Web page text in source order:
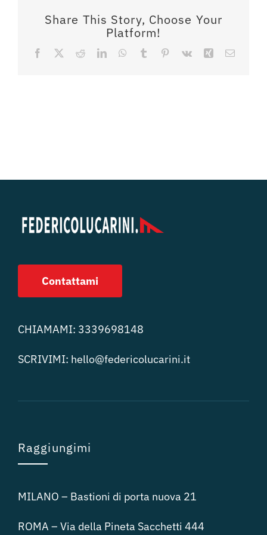
Share This Story, Choose Your
Platform!
Facebook RedditLinkedInWhatsApp
Tumblr Pinterest
Vk Xing Email
Contattami
CHIAMAMI: 3339698148
SCRIVIMI: hello@federicolucarini.it
Raggiungimi
MILANO – Bastioni di porta nuova 21
ROMA – Via della Pineta Sacchetti 444